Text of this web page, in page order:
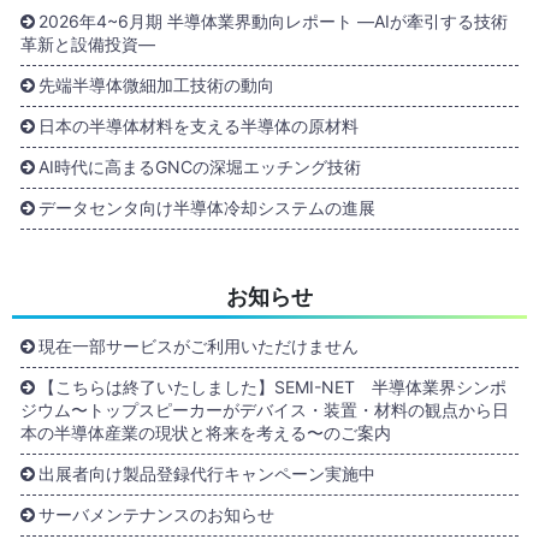
2026年4~6月期 半導体業界動向レポート ―AIが牽引する技術
革新と設備投資―
先端半導体微細加工技術の動向
日本の半導体材料を支える半導体の原材料
AI時代に高まるGNCの深堀エッチング技術
データセンタ向け半導体冷却システムの進展
お知らせ
現在一部サービスがご利用いただけません
【こちらは終了いたしました】SEMI-NET 半導体業界シンポ
ジウム〜トップスピーカーがデバイス・装置・材料の観点から日
本の半導体産業の現状と将来を考える〜のご案内
出展者向け製品登録代行キャンペーン実施中
サーバメンテナンスのお知らせ